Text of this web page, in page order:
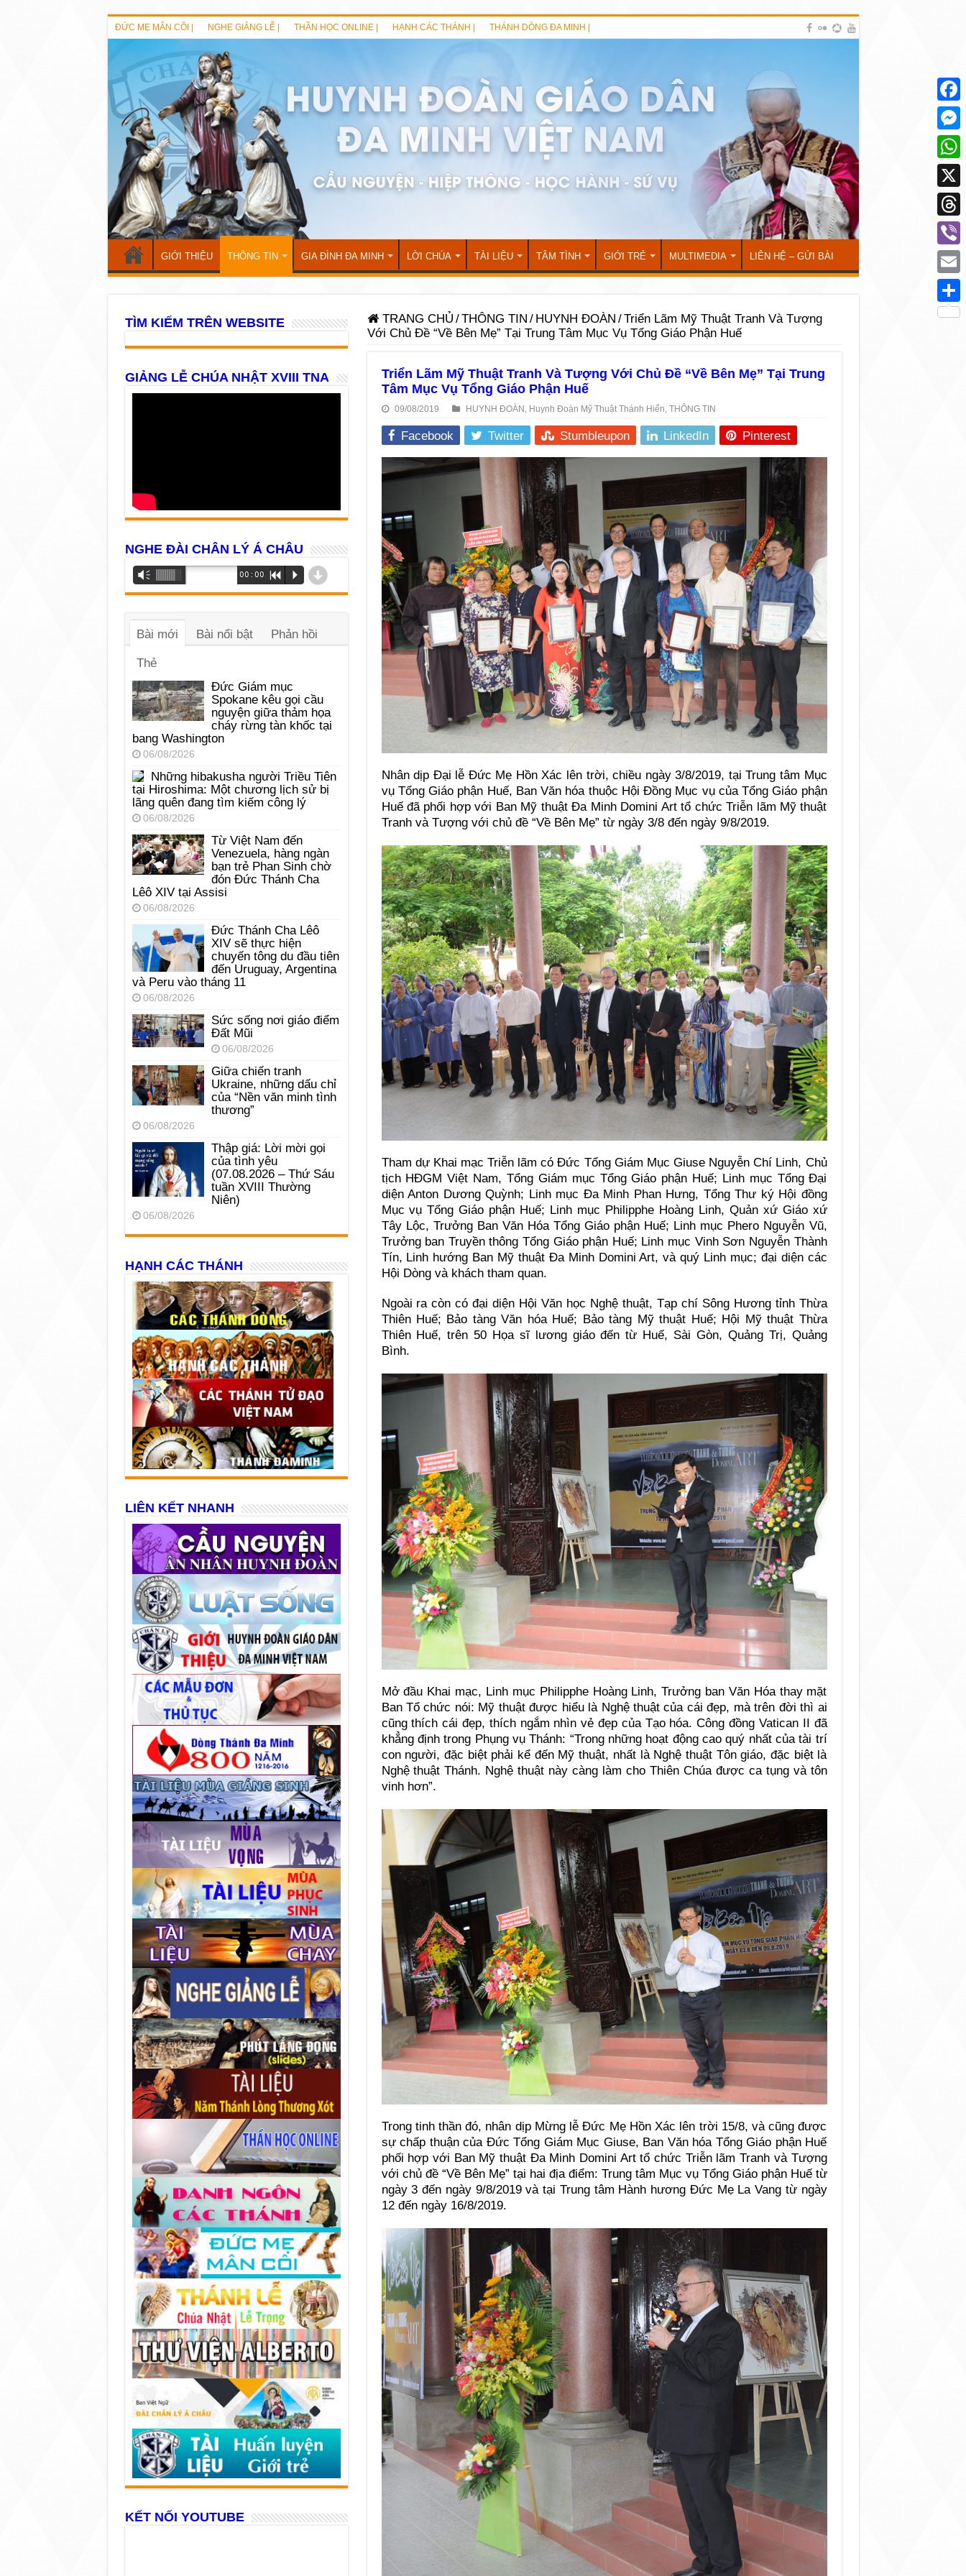
ĐỨC MẸ MÂN CÔI | NGHE GIẢNG LỄ | THẦN HỌC ONLINE | HẠNH CÁC THÁNH | THÁNH DÒNG ĐA MINH |
GIỚI THIỆU THÔNG TIN GIA ĐÌNH ĐA MINH LỜI CHÚA TÀI LIỆU TÂM TÌNH GIỚI TRẺ MULTIMEDIA LIÊN HỆ – GỬI BÀI
TRANG CHỦ /THÔNG TIN / HUYNH ĐOÀN /Triển Lãm Mỹ Thuật Tranh Và Tượng
Với Chủ Đề “Về Bên Mẹ” Tại Trung Tâm Mục Vụ Tổng Giáo Phận Huế
Triển Lãm Mỹ Thuật Tranh Và Tượng Với Chủ Đề “Về Bên Mẹ” Tại Trung
Tâm Mục Vụ Tổng Giáo Phận Huế
09/08/2019 HUYNH ĐOÀN , Huynh Đoàn Mỹ Thuật Thánh Hiển, THÔNG TIN
Facebook Twitter Stumbleupon LinkedIn Pinterest
Nhân dịp Đại lễ Đức Mẹ Hồn Xác lên trời, chiều ngày 3/8/2019, tại Trung tâm Mục
vụ Tổng Giáo phận Huế, Ban Văn hóa thuộc Hội Đồng Mục vụ của Tổng Giáo phận
Huế đã phối hợp với Ban Mỹ thuật Đa Minh Domini Art tổ chức Triễn lãm Mỹ thuật
Tranh và Tượng với chủ đề “Về Bên Mẹ” từ ngày 3/8 đến ngày 9/8/2019.
Tham dự Khai mạc Triễn lãm có Đức Tổng Giám Mục Giuse Nguyễn Chí Linh, Chủ
tịch HĐGM Việt Nam, Tổng Giám mục Tổng Giáo phận Huế; Linh mục Tổng Đại
diện Anton Dương Quỳnh; Linh mục Đa Minh Phan Hưng, Tổng Thư ký Hội đồng
Mục vụ Tổng Giáo phận Huế; Linh mục Philipphe Hoàng Linh, Quản xứ Giáo xứ
Tây Lộc, Trưởng Ban Văn Hóa Tổng Giáo phận Huế; Linh mục Phero Nguyễn Vũ,
Trưởng ban Truyền thông Tổng Giáo phận Huế; Linh mục Vinh Sơn Nguyễn Thành
Tín, Linh hướng Ban Mỹ thuật Đa Minh Domini Art, và quý Linh mục; đại diện các
Hội Dòng và khách tham quan.
Ngoài ra còn có đại diện Hội Văn học Nghệ thuật, Tạp chí Sông Hương tỉnh Thừa
Thiên Huế; Bảo tàng Văn hóa Huế; Bảo tàng Mỹ thuật Huế; Hội Mỹ thuật Thừa
Thiên Huế, trên 50 Họa sĩ lương giáo đến từ Huế, Sài Gòn, Quảng Trị, Quảng
Bình.
Mở đầu Khai mạc, Linh mục Philipphe Hoàng Linh, Trưởng ban Văn Hóa thay mặt
Ban Tổ chức nói: Mỹ thuật được hiểu là Nghệ thuật của cái đẹp, mà trên đời thì ai
cũng thích cái đẹp, thích ngắm nhìn vẻ đẹp của Tạo hóa. Công đồng Vatican II đã
khẳng định trong Phụng vụ Thánh: “Trong những hoạt động cao quý nhất của tài trí
con người, đặc biệt phải kể đến Mỹ thuật, nhất là Nghệ thuật Tôn giáo, đặc biệt là
Nghệ thuật Thánh. Nghệ thuật này càng làm cho Thiên Chúa được ca tụng và tôn
vinh hơn”.
Trong tinh thần đó, nhân dịp Mừng lễ Đức Mẹ Hồn Xác lên trời 15/8, và cũng được
sự chấp thuận của Đức Tổng Giám Mục Giuse, Ban Văn hóa Tổng Giáo phận Huế
phối hợp với Ban Mỹ thuật Đa Minh Domini Art tổ chức Triễn lãm Tranh và Tượng
với chủ đề “Về Bên Mẹ” tại hai địa điểm: Trung tâm Mục vụ Tổng Giáo phận Huế từ
ngày 3 đến ngày 9/8/2019 và tại Trung tâm Hành hương Đức Mẹ La Vang từ ngày
12 đến ngày 16/8/2019.
TÌM KIẾM TRÊN WEBSITE
GIẢNG LỄ CHÚA NHẬT XVIII TNA
NGHE ĐÀI CHÂN LÝ Á CHÂU
Trình
phát
âm
Vm 00:00 R P d
Bài mới Bài nổi bật Phản hồi
Thẻ
Đức Giám mục
Spokane kêu gọi cầu
nguyện giữa thảm họa
cháy rừng tàn khốc tại
bang Washington
06/08/2026
Những hibakusha người Triều Tiên
tại Hiroshima: Một chương lịch sử bị
lãng quên đang tìm kiếm công lý
06/08/2026
Từ Việt Nam đến
Venezuela, hàng ngàn
bạn trẻ Phan Sinh chờ
đón Đức Thánh Cha
Lêô XIV tại Assisi
06/08/2026
Đức Thánh Cha Lêô
XIV sẽ thực hiện
chuyến tông du đầu tiên
đến Uruguay, Argentina
và Peru vào tháng 11
06/08/2026
Sức sống nơi giáo điểm
Đất Mũi
06/08/2026
Giữa chiến tranh
Ukraine, những dấu chỉ
của “Nền văn minh tình
thương”
06/08/2026
Thập giá: Lời mời gọi
của tình yêu
(07.08.2026 – Thứ Sáu
tuần XVIII Thường
Niên)
06/08/2026
HẠNH CÁC THÁNH
LIÊN KẾT NHANH
KẾT NỐI YOUTUBE
X
Viber